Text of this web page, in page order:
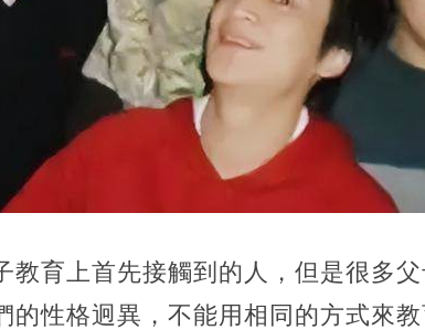
教育上首先接觸到的人，但是很多
的性格迥異，不能用相同的方式來